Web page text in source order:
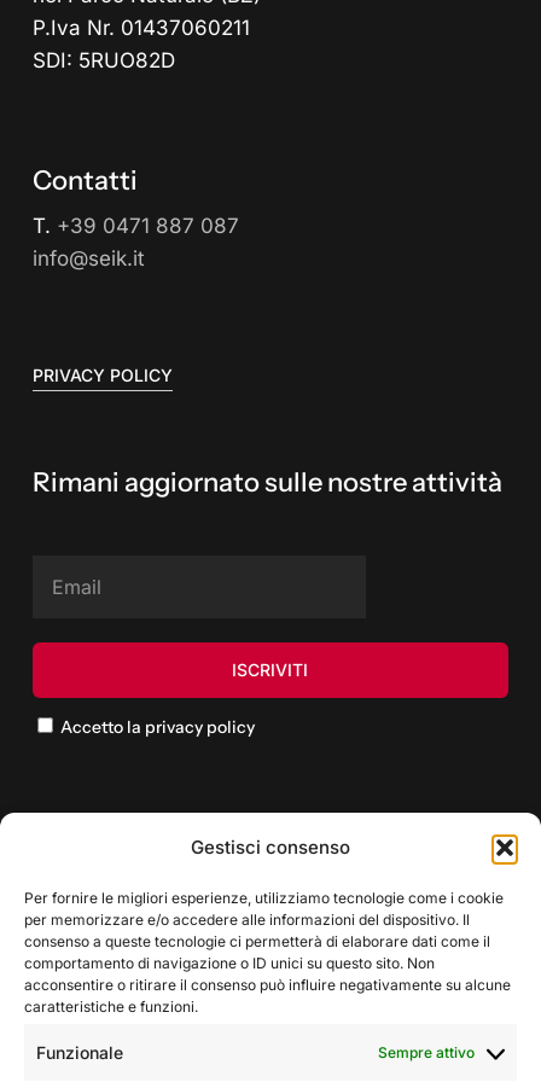
Gestisci consenso
Per fornire le migliori esperienze, utilizziamo tecnologie come i cookie
per memorizzare e/o accedere alle informazioni del dispositivo. Il
consenso a queste tecnologie ci permetterà di elaborare dati come il
comportamento di navigazione o ID unici su questo sito. Non
acconsentire o ritirare il consenso può influire negativamente su alcune
caratteristiche e funzioni.
Funzionale Sempre attivo
P.Iva Nr. 01437060211
SDI: 5RUO82D
Contatti
T. +39 0471 887 087
info@seik.it
PRIVACY POLICY
Rimani aggiornato sulle nostre attività
Accetto la privacy policy